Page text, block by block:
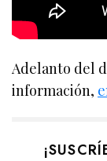
Adelanto del
información,